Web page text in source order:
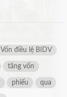
Vốn điều lệ BIDV
tăng vốn
phiếu qua